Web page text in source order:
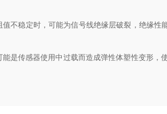
稳定时，可能为信号线绝缘层破裂，绝缘性
传感器使用中过载而造成弹性体塑性变形，